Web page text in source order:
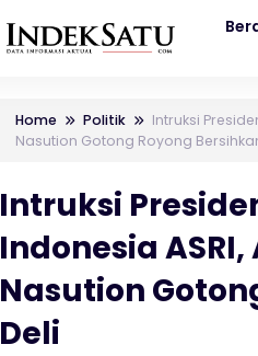
Home Politik
Intruksi
Nasution Gotong Royong
Intruksi
Indonesia
Nasution
Deli